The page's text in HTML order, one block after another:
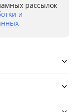
рассылок
и